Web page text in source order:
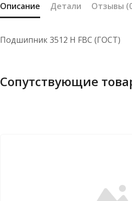
Описание Детали Отзывы
Подшипник 3512 Н FBC (ГОСТ)
Сопутствующие